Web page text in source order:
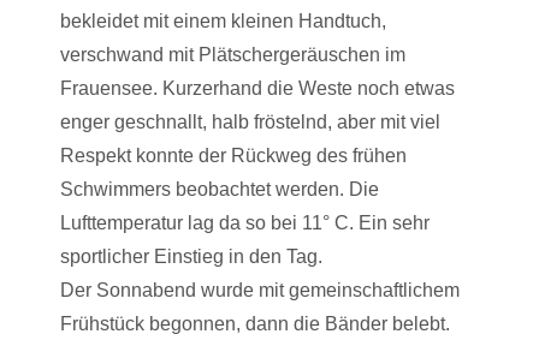
bekleidet mit einem kleinen Handtuch,
verschwand mit Plätschergeräuschen im
Frauensee. Kurzerhand die Weste noch etwas
enger geschnallt, halb fröstelnd, aber mit viel
Respekt konnte der Rückweg des frühen
Schwimmers beobachtet werden. Die
Lufttemperatur lag da so bei 11° C. Ein sehr
sportlicher Einstieg in den Tag.
Der Sonnabend wurde mit gemeinschaftlichem
Frühstück begonnen, dann die Bänder belebt.